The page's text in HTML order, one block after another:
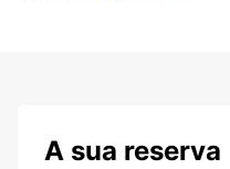
A sua reserva